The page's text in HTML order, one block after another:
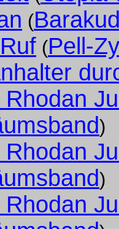
(
(Pell-
Rhodan
)
Rhodan
)
Rhodan